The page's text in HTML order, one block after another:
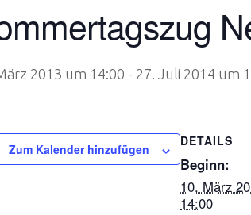
2013 um 14:00 - 27. Juli 2014 um
Zum Kalender hinzufügen
DETAILS
Beginn:
10. März
14:00